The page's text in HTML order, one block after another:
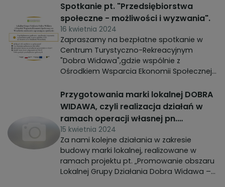
Spotkanie pt. "Przedsiębiorstwa
społeczne - możliwości i wyzwania".
16 kwietnia 2024
Zapraszamy na bezpłatne spotkanie w
Centrum Turystyczno-Rekreacyjnym
"Dobra Widawa",gdzie wspólnie z
Ośrodkiem Wsparcia Ekonomii Społecznej
"Przedsiębiorstwa społeczne - możliwości i
wyzwania".
Przygotowania marki lokalnej DOBRA
WIDAWA, czyli realizacja działań w
ramach operacji własnej pn.
„Promowanie obszaru Lokalnej Grupy
Działania Dobra Widawa – Kreowanie
Dobrej Marki”
15 kwietnia 2024
Za nami kolejne działania w zakresie
budowy marki lokalnej, realizowane w
ramach projektu pt. „Promowanie obszaru
Lokalnej Grupy Działania Dobra Widawa –